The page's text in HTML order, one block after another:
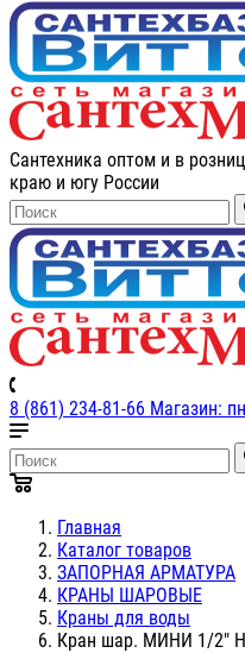
Сантехника оптом и в
краю и югу России
8 (861) 234-81-66 Магазин:
Главная
Каталог товаров
ЗАПОРНАЯ АРМАТУРА
КРАНЫ ШАРОВЫЕ
Краны для воды
Кран шар. МИНИ 1/2"